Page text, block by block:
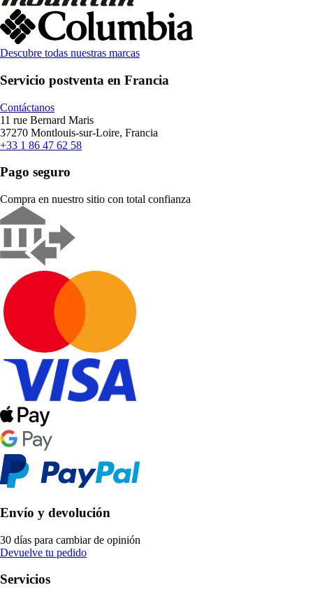
Descubre todas nuestras marcas
Servicio postventa en Francia
Contáctanos
11 rue Bernard Maris
37270 Montlouis-sur-Loire, Francia
+33 1 86 47 62 58
Pago seguro
Compra en nuestro sitio con total confianza
Envío y devolución
30 días para cambiar de opinión
Devuelve tu pedido
Servicios